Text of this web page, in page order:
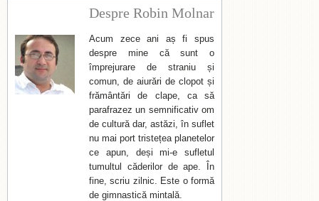
Despre Robin Molnar
Acum zece ani aș fi spus
despre mine că sunt o
împrejurare de straniu și
comun, de aiurări de clopot și
frământări de clape, ca să
parafrazez un semnificativ om
de cultură dar, astăzi, în suflet
nu mai port tristețea planetelor
ce apun, deși mi-e sufletul
tumultul căderilor de ape. În
fine, scriu zilnic. Este o formă
de gimnastică mintală.